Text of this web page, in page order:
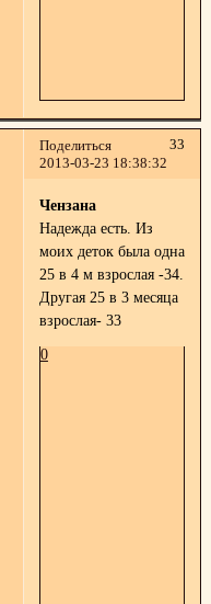
Поделиться
33
2013-03-23 18:38:32
Чензана
Надежда есть. Из
моих деток была одна
25 в 4 м взрослая -34.
Другая 25 в 3 месяца
взрослая- 33
0